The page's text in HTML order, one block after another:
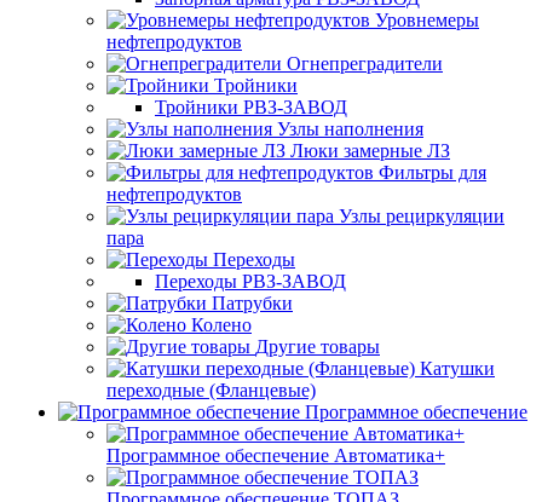
Уровнемеры
нефтепродуктов
Огнепреградители
Тройники
Тройники РВЗ-ЗАВОД
Узлы наполнения
Люки замерные ЛЗ
Фильтры для
нефтепродуктов
Узлы рециркуляции
пара
Переходы
Переходы РВЗ-ЗАВОД
Патрубки
Колено
Другие товары
Катушки
переходные (Фланцевые)
Программное обеспечение
Программное обеспечение Автоматика+